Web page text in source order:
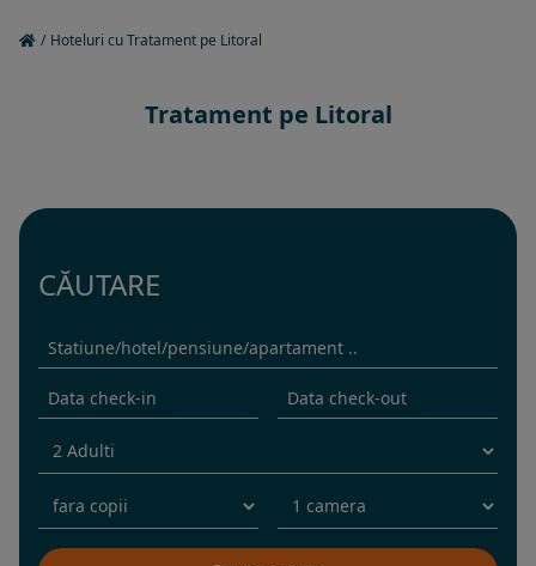
/ Hoteluri cu Tratament pe Litoral
Tratament pe Litoral
CĂUTARE